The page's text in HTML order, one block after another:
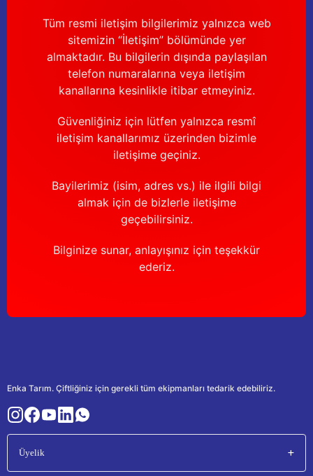
Tüm resmi iletişim bilgilerimiz yalnızca web
sitemizin “İletişim” bölümünde yer
almaktadır. Bu bilgilerin dışında paylaşılan
telefon numaralarına veya iletişim
kanallarına kesinlikle itibar etmeyiniz.
Güvenliğiniz için lütfen yalnızca resmî
iletişim kanallarımız üzerinden bizimle
iletişime geçiniz.
Bayilerimiz (isim, adres vs.) ile ilgili bilgi
almak için de bizlerle iletişime
geçebilirsiniz.
Bilginize sunar, anlayışınız için teşekkür
ederiz.
Enka Tarım. Çiftliğiniz için gerekli tüm ekipmanları tedarik edebiliriz.
Üyelik